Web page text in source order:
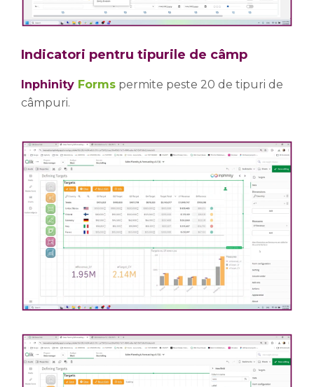
Indicatori pentru tipurile de câmp
Inphinity Forms permite peste 20 de tipuri de
câmpuri.